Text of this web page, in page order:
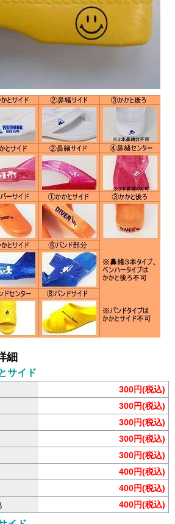
細
サイド
300円(税込)
300円(税込)
300円(税込)
300円(税込)
300円(税込)
400円(税込)
400円(税込)
400円(税込)